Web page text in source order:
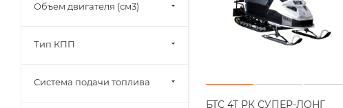
БТС 4Т РК СУПЕР-ЛОНГ
Объем двигателя (см3)
Тип КПП
Система подачи топлива